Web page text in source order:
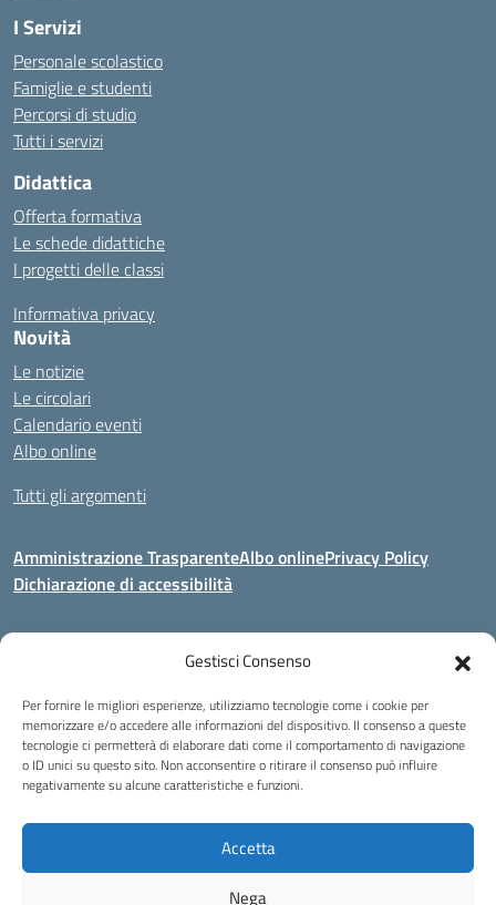
Gestisci Consenso
Per fornire le migliori esperienze, utilizziamo tecnologie come i cookie per
memorizzare e/o accedere alle informazioni del dispositivo. Il consenso a queste
tecnologie ci permetterà di elaborare dati come il comportamento di navigazione
o ID unici su questo sito. Non acconsentire o ritirare il consenso può influire
negativamente su alcune caratteristiche e funzioni.
Accetta
Nega
I Servizi
Personale scolastico
Famiglie e studenti
Percorsi di studio
Tutti i servizi
Didattica
Offerta formativa
Le schede didattiche
I progetti delle classi
Informativa privacy
Novità
Le notizie
Le circolari
Calendario eventi
Albo online
Tutti gli argomenti
Amministrazione TrasparenteAlbo onlinePrivacy Policy
Dichiarazione di accessibilità
Via Corridoni 34/36 Milano
Posta elettronica certificata (PEC):miic8de001@pec.istruzione.it
Codice fiscale: 80124970155
Istituto Omnicomprensivo Musicale Statale
Via Corridoni 34/36 Milano | Tel. 02 88446647 Fax 02-88.440.328
miic8de001@istruzione.it | miic8de001@pec.istruzione.it
C.F. 80124970155